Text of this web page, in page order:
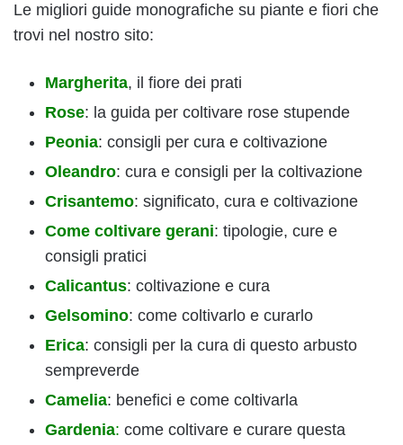
Le migliori guide monografiche su piante e fiori che
trovi nel nostro sito:
Margherita, il fiore dei prati
Rose: la guida per coltivare rose stupende
Peonia: consigli per cura e coltivazione
Oleandro: cura e consigli per la coltivazione
Crisantemo: significato, cura e coltivazione
Come coltivare gerani: tipologie, cure e
consigli pratici
Calicantus: coltivazione e cura
Gelsomino: come coltivarlo e curarlo
Erica: consigli per la cura di questo arbusto
sempreverde
Camelia: benefici e come coltivarla
Gardenia: come coltivare e curare questa